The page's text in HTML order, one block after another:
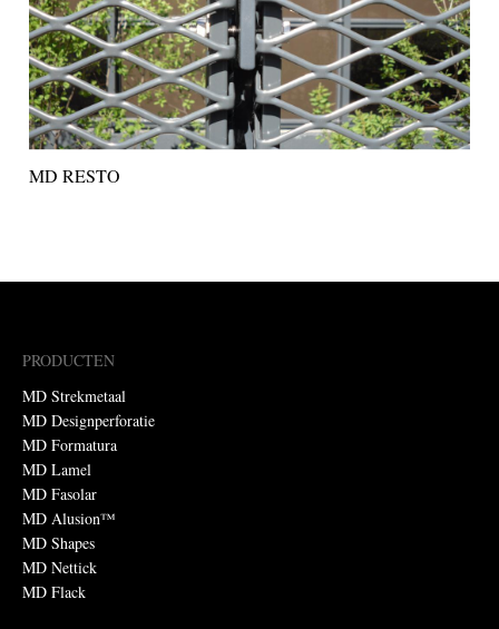
MD RESTO
PRODUCTEN
MD Strekmetaal
MD Designperforatie
MD Formatura
MD Lamel
MD Fasolar
MD Alusion™
MD Shapes
MD Nettick
MD Flack